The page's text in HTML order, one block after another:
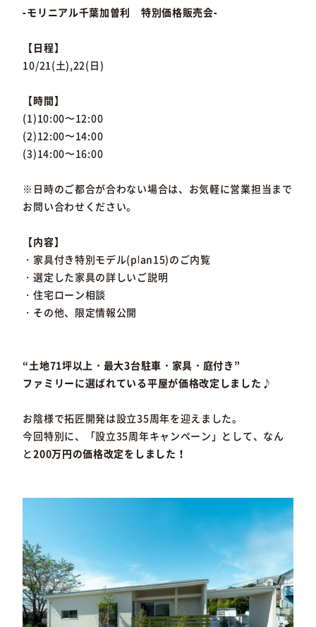
-モリニアル千葉加曽利 特別価格販売会-
【日程】
10/21(土),22(日)
【時間】
(1)10:00〜12:00
(2)12:00〜14:00
(3)14:00〜16:00
※日時のご都合が合わない場合は、お気軽に営業担当まで
お問い合わせください。
【内容】
・家具付き特別モデル(plan15)のご内覧
・選定した家具の詳しいご説明
・住宅ローン相談
・その他、限定情報公開
“土地71坪以上・最大3台駐車・家具・庭付き”
ファミリーに選ばれている平屋が価格改定しました♪
お陰様で拓匠開発は設立35周年を迎えました。
今回特別に、「設立35周年キャンペーン」として、なん
と200万円の価格改定をしました！